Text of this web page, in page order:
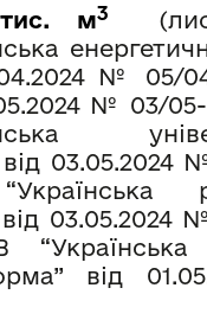
м3
№ 05/
№ 03/
від 03.05.2024
від 03.05.2024
від